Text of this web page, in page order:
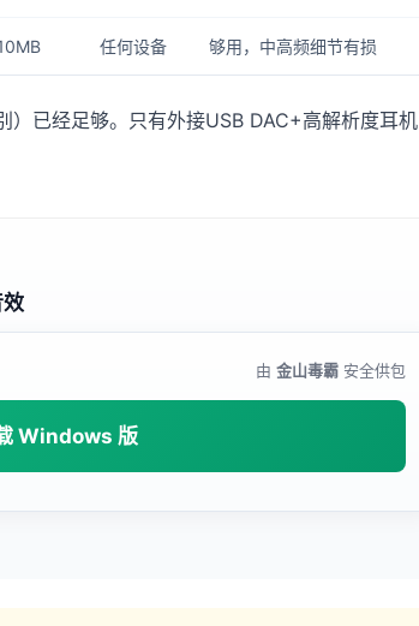
任何设备 够用，中高频细节有损
已经足够。只有外接USB DAC+高解析度耳机
由 金山毒霸 安全供包
Windows 版